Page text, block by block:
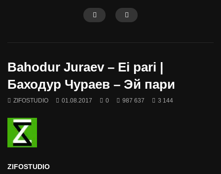
Bahodur Juraev – Ei pari |
Баходур Чураев – Эй пари
ZIFOSTUDIO 01.08.2017 0 987 637 3 144
ZIFOSTUDIO